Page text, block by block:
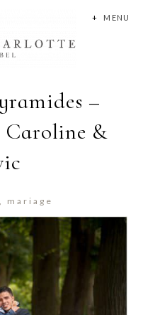
MENU
+
–
&
, mariage